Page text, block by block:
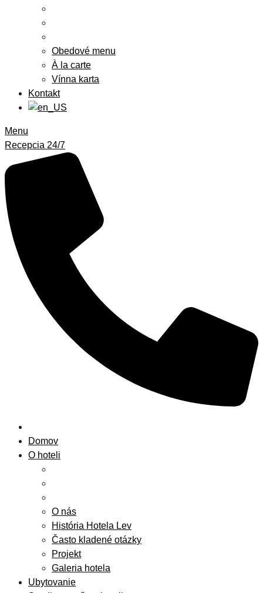
Obedové menu
À la carte
Vínna karta
Kontakt
Menu
Recepcia 24/7
Domov
O hoteli
O nás
História Hotela Lev
Často kladené otázky
Projekt
Galeria hotela
Ubytovanie